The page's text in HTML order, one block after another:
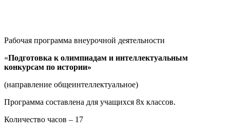
Рабочая программа внеурочной деятельности
«Подготовка к олимпиадам и интеллектуальным
конкурсам по истории»
(направление общеинтеллектуальное)
Программа составлена для учащихся 8х классов.
Количество часов – 17